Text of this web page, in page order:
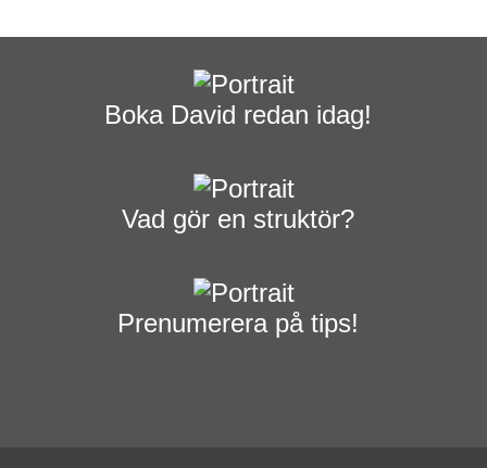
Boka David redan idag!
Vad gör en struktör?
Prenumerera på tips!